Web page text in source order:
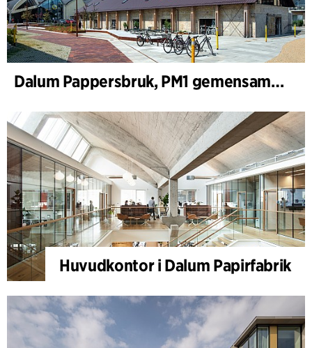
Dalum Pappersbruk, PM1 gemensamhetshus
Huvudkontor i Dalum Papirfabrik